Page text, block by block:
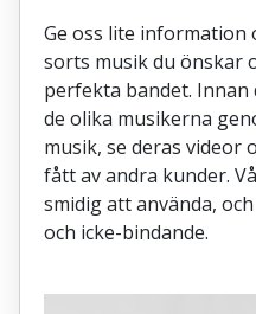
Ge oss lite information
sorts musik du önskar
perfekta bandet.
de olika musikerna
musik, se deras videor
fått av andra kunder.
smidig att använda,
och icke-bindande.